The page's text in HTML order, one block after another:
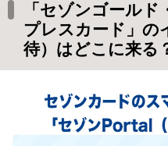
「セゾンゴール
プレスカード」の
待）はどこに来る